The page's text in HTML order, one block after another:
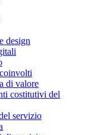
design
di valore
costitutivi del
servizio